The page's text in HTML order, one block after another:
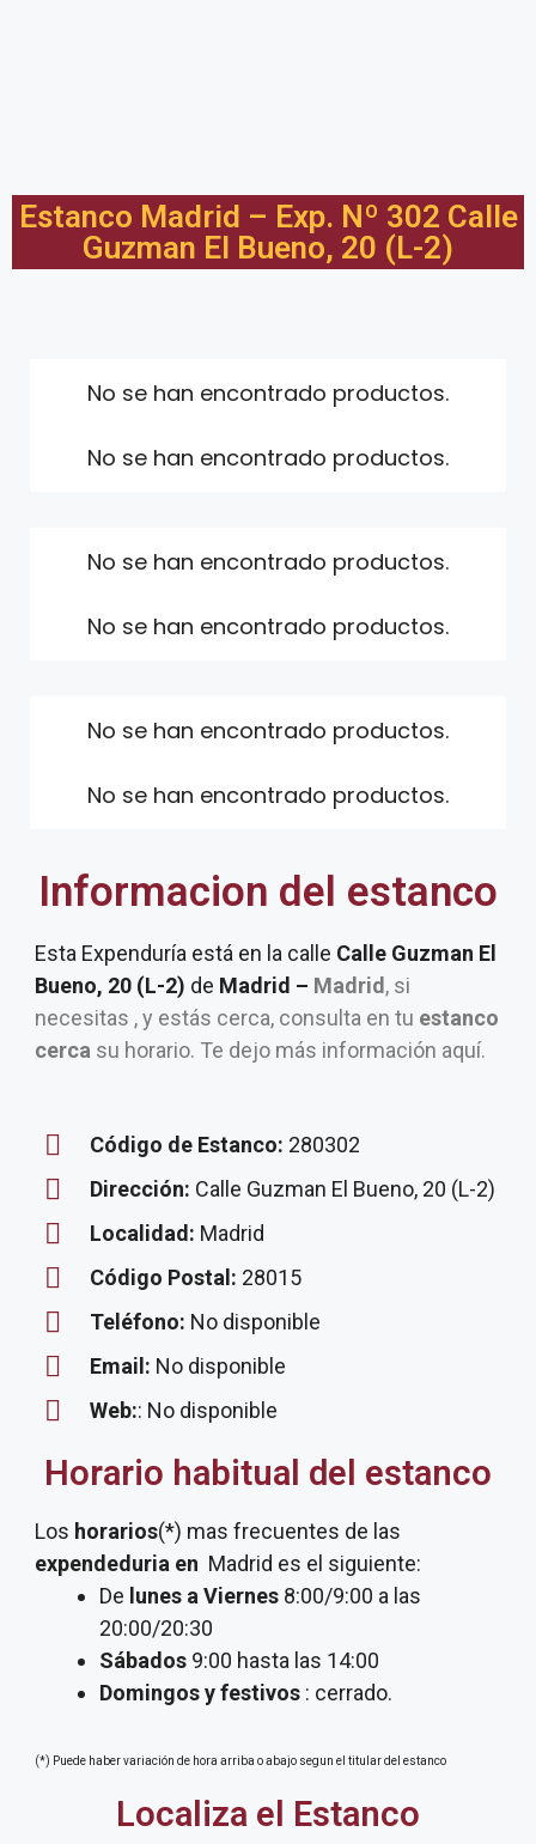
Estanco Madrid – Exp. Nº 302 Calle
Guzman El Bueno, 20 (L-2)
No se han encontrado productos.
No se han encontrado productos.
No se han encontrado productos.
No se han encontrado productos.
No se han encontrado productos.
No se han encontrado productos.
Informacion del estanco
Esta Expenduría está en la calle Calle Guzman El
Bueno, 20 (L-2) de Madrid – Madrid , si
necesitas , y estás cerca, consulta en tu estanco
cerca su horario. Te dejo más información aquí.
Código de Estanco: 280302
Dirección: Calle Guzman El Bueno, 20 (L-2)
Localidad: Madrid
Código Postal: 28015
Teléfono: No disponible
Email: No disponible
Web:: No disponible
Horario habitual del estanco
Los horarios(*) mas frecuentes de las
expendeduria en Madrid es el siguiente:
De lunes a Viernes 8:00/9:00 a las
20:00/20:30
Sábados 9:00 hasta las 14:00
Domingos y festivos : cerrado.
(*) Puede haber variación de hora arriba o abajo segun el titular del estanco
Localiza el Estanco